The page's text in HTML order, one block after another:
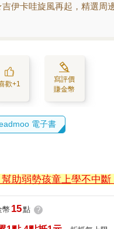
伊卡哇旋風再起，精選周
歡+1
寫評價
賺金幣
電子書
助弱勢孩童上學不中斷
幣 15點 ?